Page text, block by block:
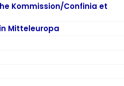
Kommission/Confinia et
Mitteleuropa